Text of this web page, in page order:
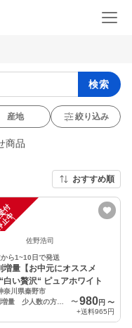
検索
産地 絞り込み
商品
おすすめ順
佐野浩司
ら1~10日で発送
増量【お中元にオススメ
白い贅沢“ ピュアホワイト
奈川県秦野市
特別増量 少人数の方にオススメ 食べ切り 2本➕1本
〜980円 〜
+送料965円